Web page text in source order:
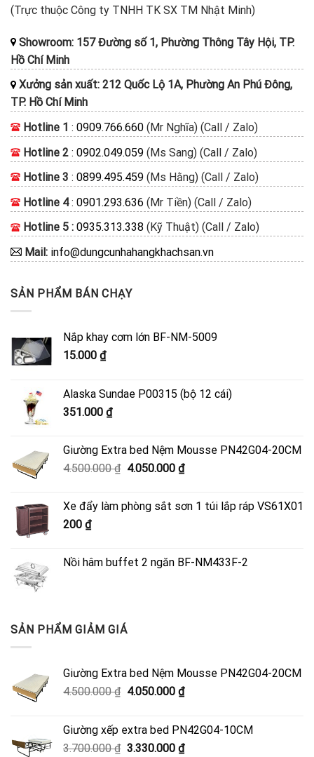
(Trực thuộc Công ty TNHH TK SX TM Nhật Minh)
Showroom: 157 Đường số 1, Phường Thông Tây Hội, TP.
Hồ Chí Minh
Xưởng sản xuất: 212 Quốc Lộ 1A, Phường An Phú Đông,
TP. Hồ Chí Minh
Hotline 1 : 0909.766.660 (Mr Nghĩa) (Call / Zalo)
Hotline 2 : 0902.049.059 (Ms Sang) (Call / Zalo)
Hotline 3 : 0899.495.459 (Ms Hằng) (Call / Zalo)
Hotline 4: 0901.293.636 (Mr Tiền) (Call / Zalo)
Hotline 5 : 0935.313.338 (Kỹ Thuật) (Call / Zalo)
Mail: info@dungcunhahangkhachsan.vn
SẢN PHẨM BÁN CHẠY
Nắp khay cơm lớn BF-NM-5009
15.000 ₫
Alaska Sundae P00315 (bộ 12 cái)
351.000 ₫
Giường Extra bed Nệm Mousse PN42G04-20CM
4.500.000₫ Giá
4.500.000 ₫.
4.050.000 ₫Giá
là:
Xe đẩy làm phòng sắt sơn 1 túi lắp ráp VS61X01
200 ₫
Nồi hâm buffet 2 ngăn BF-NM433F-2
SẢN PHẨM GIẢM GIÁ
Giường Extra bed Nệm Mousse PN42G04-20CM
4.500.000₫ Giá
4.500.000 ₫.
4.050.000 ₫Giá
là:
4.050.000 ₫.
Giường xếp extra bed PN42G04-10CM
3.700.000₫ Giá
3.330.000 ₫Giá